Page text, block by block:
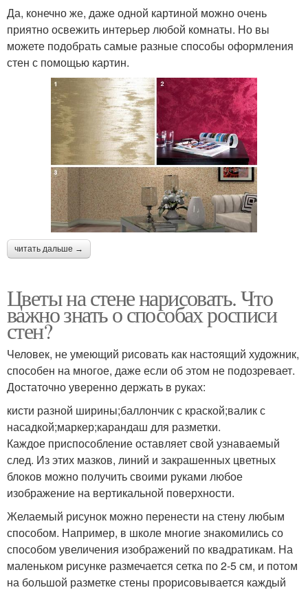
Да, конечно же, даже одной картиной можно очень
приятно освежить интерьер любой комнаты. Но вы
можете подобрать самые разные способы оформления
стен с помощью картин.
читать дальше →
Цветы на стене нарисовать. Что
важно знать о способах росписи
стен?
Человек, не умеющий рисовать как настоящий художник,
способен на многое, даже если об этом не подозревает.
Достаточно уверенно держать в руках:
кисти разной ширины;баллончик с краской;валик с
насадкой;маркер;карандаш для разметки.
Каждое приспособление оставляет свой узнаваемый
след. Из этих мазков, линий и закрашенных цветных
блоков можно получить своими руками любое
изображение на вертикальной поверхности.
Желаемый рисунок можно перенести на стену любым
способом. Например, в школе многие знакомились со
способом увеличения изображений по квадратикам. На
маленьком рисунке размечается сетка по 2-5 см, и потом
на большой разметке стены прорисовывается каждый